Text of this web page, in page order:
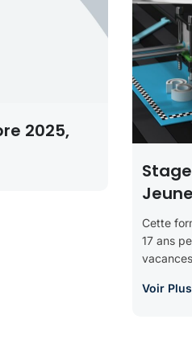
2025,
Cette
17 ans
Voir Plus